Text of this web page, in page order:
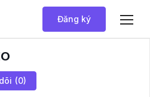
Đăng ký
(0)